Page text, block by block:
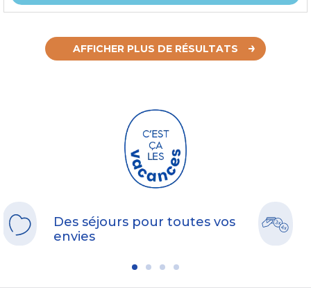
AFFICHER PLUS DE RÉSULTATS
Des séjours pour toutes vos
envies